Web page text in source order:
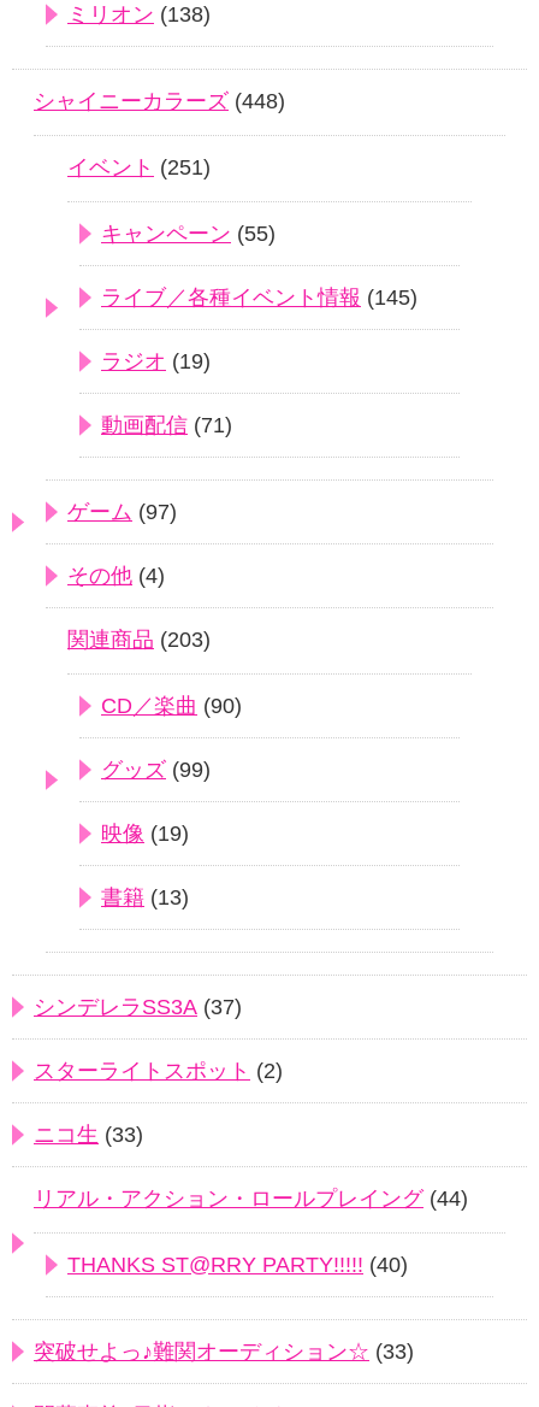
ミリオン (138)
シャイニーカラーズ (448)
イベント (251)
キャンペーン (55)
ライブ／各種イベント情報 (145)
ラジオ (19)
動画配信 (71)
ゲーム (97)
その他 (4)
関連商品 (203)
CD／楽曲 (90)
グッズ (99)
映像 (19)
書籍 (13)
シンデレラSS3A (37)
スターライトスポット (2)
ニコ生 (33)
リアル・アクション・ロールプレイング(44)
THANKS ST@RRY PARTY!!!!! (40)
突破せよっ♪難関オーディション☆ (33)